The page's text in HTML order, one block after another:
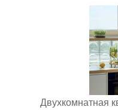
Двухкомнатная